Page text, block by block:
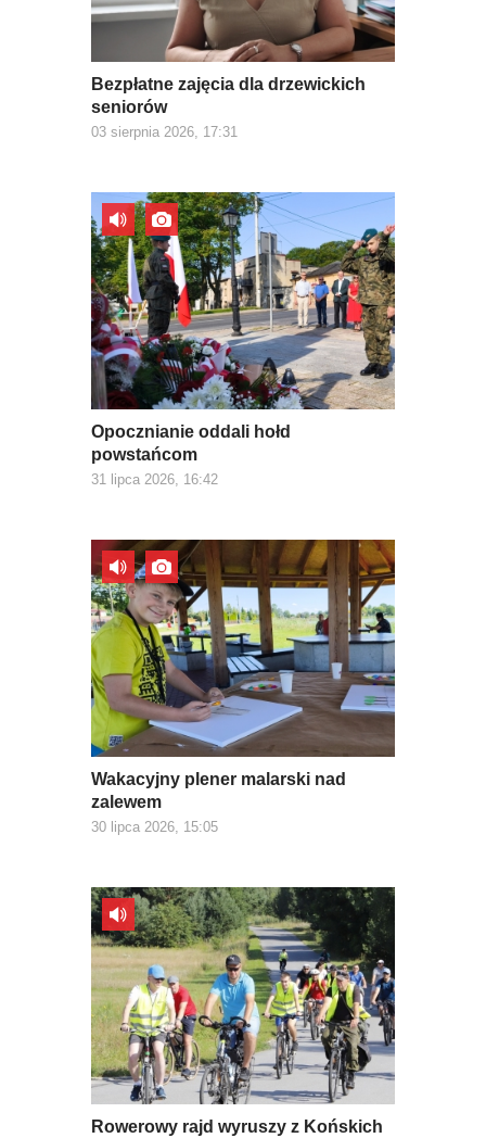
Bezpłatne zajęcia dla drzewickich
seniorów
03 sierpnia 2026, 17:31
Opocznianie oddali hołd
powstańcom
31 lipca 2026, 16:42
Wakacyjny plener malarski nad
zalewem
30 lipca 2026, 15:05
Rowerowy rajd wyruszy z Końskich